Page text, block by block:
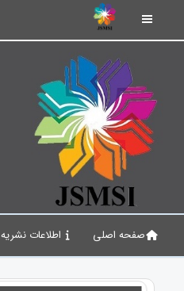
صفحه اصلی اطلاعات نشریه